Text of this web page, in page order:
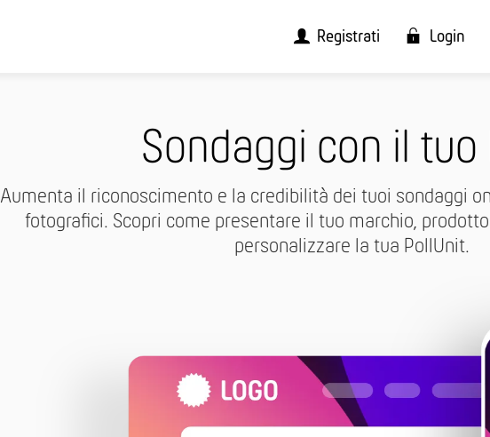
Registrati Login
Sondaggi con il tuo
Aumenta il riconoscimento e la credibilità dei tuoi sondaggi
fotografici. Scopri come presentare il tuo marchio,
personalizzare la tua PollUnit.